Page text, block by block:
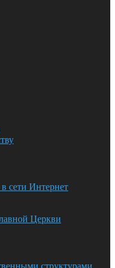
сети Интернет
Церкви
структурами